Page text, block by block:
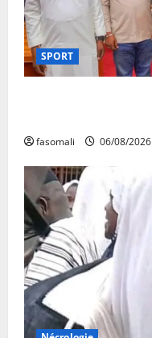
SPORT
fasomali 06/08/2026